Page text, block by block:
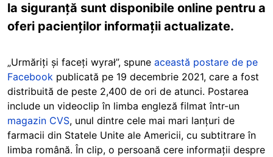
la siguranță sunt disponibile online pentru a
oferi pacienților informații actualizate.
„Urmăriți și faceți wyrał”, spune această postare de pe
Facebook publicată pe 19 decembrie 2021, care a fost
distribuită de peste 2,400 de ori de atunci. Postarea
include un videoclip în limba engleză filmat într-un
magazin CVS, unul dintre cele mai mari lanțuri de
farmacii din Statele Unite ale Americii, cu subtitrare în
limba română. În clip, o persoană cere informații despre